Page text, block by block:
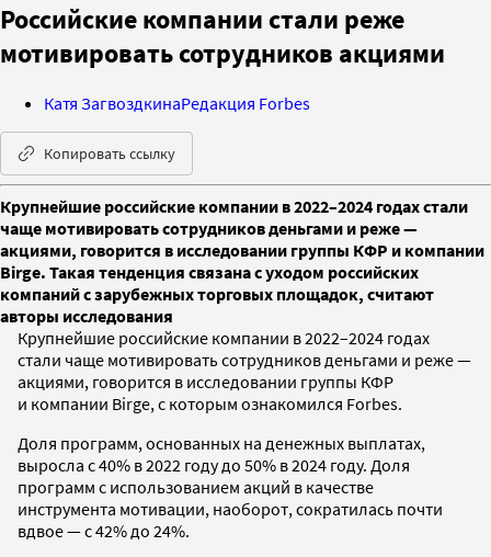
Российские компании стали реже
мотивировать сотрудников акциями
Катя ЗагвоздкинаРедакция Forbes
Копировать ссылку
Крупнейшие российские компании в 2022–2024 годах стали
чаще мотивировать сотрудников деньгами и реже —
акциями, говорится в исследовании группы КФР и компании
Birge. Такая тенденция связана с уходом российских
компаний с зарубежных торговых площадок, считают
авторы исследования
Крупнейшие российские компании в 2022–2024 годах
стали чаще мотивировать сотрудников деньгами и реже —
акциями, говорится в исследовании группы КФР
и компании Birge, с которым ознакомился Forbes.
Доля программ, основанных на денежных выплатах,
выросла с 40% в 2022 году до 50% в 2024 году. Доля
программ с использованием акций в качестве
инструмента мотивации, наоборот, сократилась почти
вдвое — с 42% до 24%.